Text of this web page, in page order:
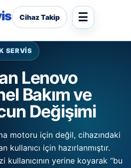
Cihaz Takip
SERVİS
Lenovo
Bakım ve
Değişimi
motoru için değil, cihazındaki
kullanıcı için hazırlanmıştır.
kullanıcının yerine koyarak “bu